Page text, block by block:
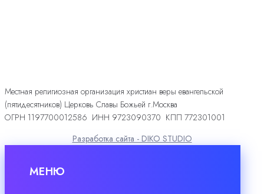
Местная религиозная организация христиан веры евангельской
(пятидесятников) Церковь Славы Божьей г.Москва
ОГРН 1197700012586 ИНН 9723090370 КПП 772301001
Разработка сайта - DIKO STUDIO
МЕНЮ